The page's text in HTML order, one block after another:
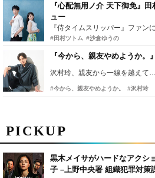
PICKUP
黒木メイサがハードなアクシ
子 –上野中央署 組織犯罪対策
『心配無用ノ介 天下御免』
ュー
#田村ツトム #沙倉ゆうの
『今から、親友やめようか。
沢村玲、親友から一線を越えて
#今から、親友やめようか。 #沢村玲